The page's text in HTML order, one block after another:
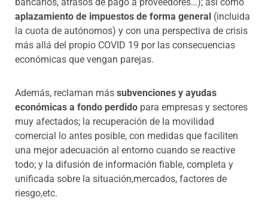
aplazamiento de impuestos de forma general (incluida
la cuota de autónomos) y con una perspectiva de crisis
más allá del propio COVID 19 por las consecuencias
económicas que vengan parejas.
Además, reclaman más subvenciones y ayudas
económicas a fondo perdido para empresas y sectores
muy afectados; la recuperación de la movilidad
comercial lo antes posible, con medidas que faciliten
una mejor adecuación al entorno cuando se reactive
todo; y la difusión de información fiable, completa y
unificada sobre la situación,mercados, factores de
riesgo,etc.